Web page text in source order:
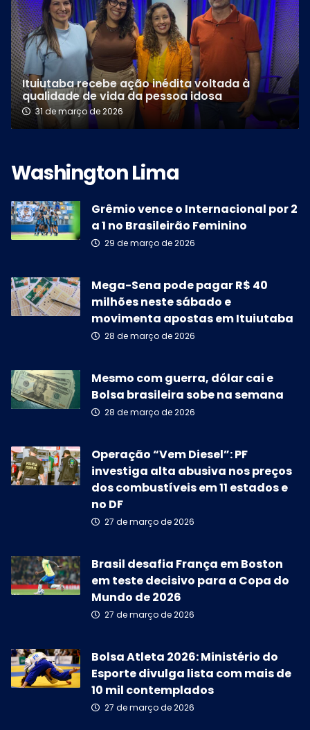
Ituiutaba recebe ação inédita voltada à
qualidade de vida da pessoa idosa
31 de março de 2026
Grêmio vence o Internacional por 2
a 1 no Brasileirão Feminino
29 de março de 2026
Mega-Sena pode pagar R$ 40
milhões neste sábado e
movimenta apostas em Ituiutaba
28 de março de 2026
Mesmo com guerra, dólar cai e
Bolsa brasileira sobe na semana
28 de março de 2026
Operação “Vem Diesel”: PF
investiga alta abusiva nos preços
dos combustíveis em 11 estados e
no DF
27 de março de 2026
Brasil desafia França em Boston
em teste decisivo para a Copa do
Mundo de 2026
27 de março de 2026
Bolsa Atleta 2026: Ministério do
Esporte divulga lista com mais de
10 mil contemplados
27 de março de 2026